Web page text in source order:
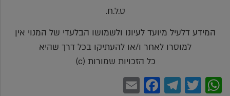
ט.ל.ח.
המידע דלעיל מיועד לעיונו ולשמושו הבלעדי של המנוי אין
למוסרו לאחר ו/או להעתיקו בכל דרך שהיא
כל הזכויות שמורות (c)
WhatsApp
Twitter
Telegram
Facebook